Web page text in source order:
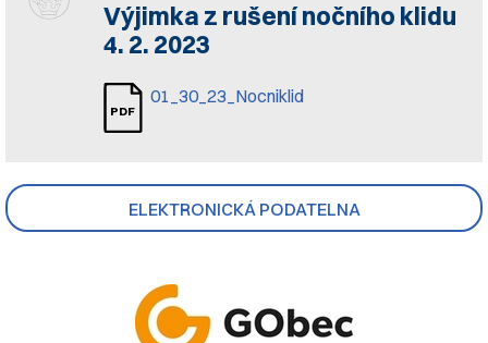
ELEKTRONICKÁ PODATELNA
Výjimka z rušení nočního klidu
4. 2. 2023
01_30_23_Nocniklid